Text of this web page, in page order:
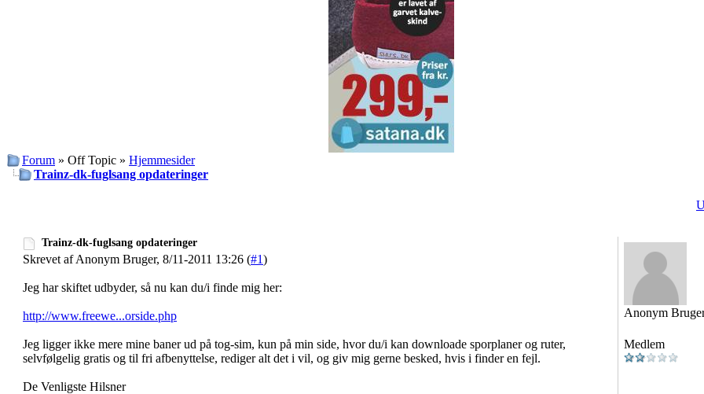
Forum » Off Topic » Hjemmesider
Trainz-dk-fuglsang opdateringer
Trainz-dk-fuglsang opdateringer
Skrevet af Anonym Bruger, 8/11-2011 13:26 (#1)
Jeg har skiftet udbyder, så nu kan du/i finde mig her:
http://www.freewe...orside.php
Jeg ligger ikke mere mine baner ud på tog-sim, kun på min side, hvor du/i kan downloade sporplaner og ruter,
selvfølgelig gratis og til fri afbenyttelse, rediger alt det i vil, og giv mig gerne besked, hvis i finder en fejl.
De Venligste Hilsner
Anonym
Medlem